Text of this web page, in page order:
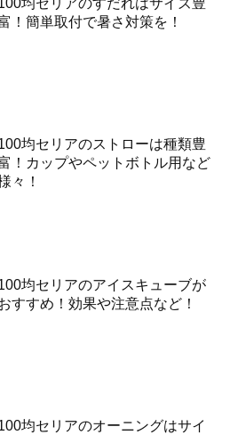
！簡単取付で暑さ対策を！
均セリアのストローは種類豊
！カップやペットボトル用など
々！
均セリアのアイスキューブが
すすめ！効果や注意点など！
均セリアのオーニングはサイ